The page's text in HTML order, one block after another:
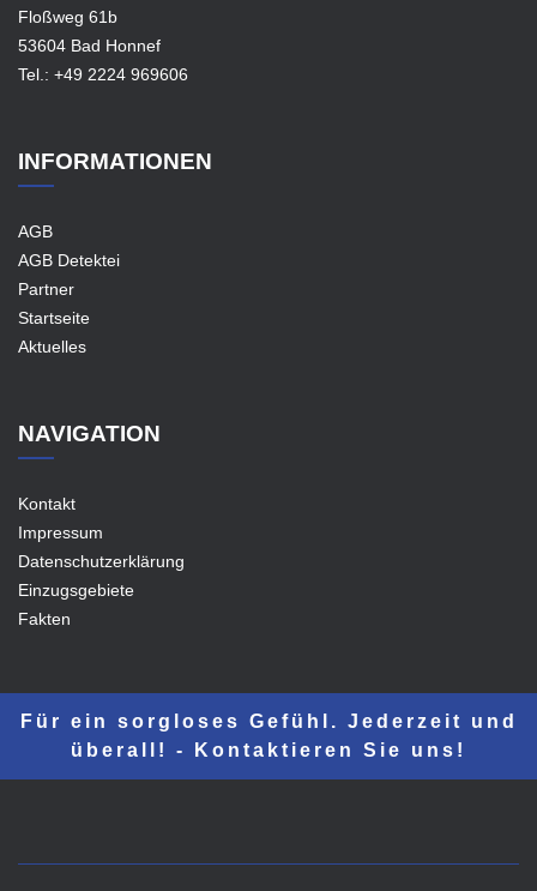
Floßweg 61b
53604 Bad Honnef
Tel.: +49 2224 969606
INFORMATIONEN
AGB
AGB Detektei
Partner
Startseite
Aktuelles
NAVIGATION
Kontakt
Impressum
Datenschutzerklärung
Einzugsgebiete
Fakten
Für ein sorgloses Gefühl. Jederzeit und
überall! - Kontaktieren Sie uns!